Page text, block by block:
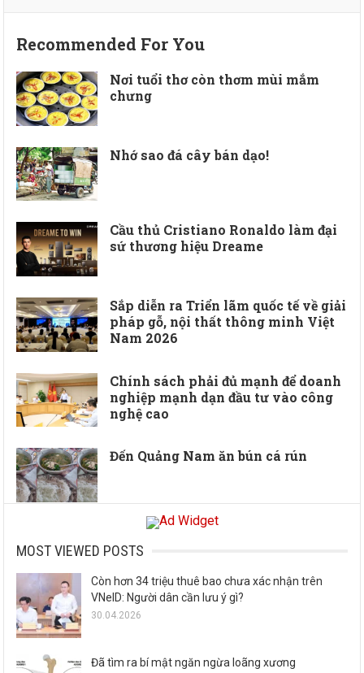
Recommended For You
Nơi tuổi thơ còn thơm mùi mắm
chưng
Nhớ sao đá cây bán dạo!
Cầu thủ Cristiano Ronaldo làm đại
sứ thương hiệu Dreame
Sắp diễn ra Triển lãm quốc tế về giải
pháp gỗ, nội thất thông minh Việt
Nam 2026
Chính sách phải đủ mạnh để doanh
nghiệp mạnh dạn đầu tư vào công
nghệ cao
Đến Quảng Nam ăn bún cá rún
MOST VIEWED POSTS
Còn hơn 34 triệu thuê bao chưa xác nhận trên
VNeID: Người dân cần lưu ý gì?
30.04.2026
Đã tìm ra bí mật ngăn ngừa loãng xương